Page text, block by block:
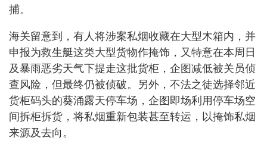
捕。
海关留意到，有人将涉案私烟收藏在大型木箱内，并
申报为救生艇这类大型货物作掩饰，又特意在本周日
及暴雨恶劣天气下提走这批货柜，企图减低被关员侦
查风险，但最终仍被侦破。另外，不法之徒选择邻近
货柜码头的葵涌露天停车场，企图即场利用停车场空
间拆柜拆货，将私烟重新包装甚至转运，以掩饰私烟
来源及去向。